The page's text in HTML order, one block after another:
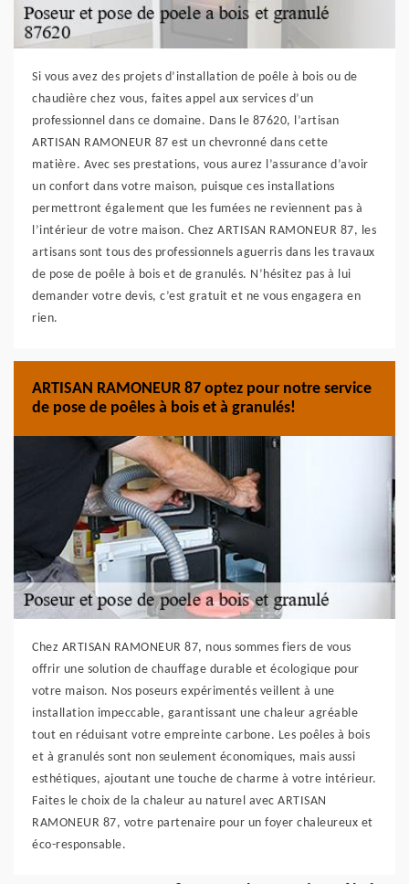
Si vous avez des projets d’installation de poêle à bois ou de
chaudière chez vous, faites appel aux services d’un
professionnel dans ce domaine. Dans le 87620, l’artisan
ARTISAN RAMONEUR 87 est un chevronné dans cette
matière. Avec ses prestations, vous aurez l’assurance d’avoir
un confort dans votre maison, puisque ces installations
permettront également que les fumées ne reviennent pas à
l’intérieur de votre maison. Chez ARTISAN RAMONEUR 87, les
artisans sont tous des professionnels aguerris dans les travaux
de pose de poêle à bois et de granulés. N’hésitez pas à lui
demander votre devis, c’est gratuit et ne vous engagera en
rien.
ARTISAN RAMONEUR 87 optez pour notre service
de pose de poêles à bois et à granulés!
Chez ARTISAN RAMONEUR 87, nous sommes fiers de vous
offrir une solution de chauffage durable et écologique pour
votre maison. Nos poseurs expérimentés veillent à une
installation impeccable, garantissant une chaleur agréable
tout en réduisant votre empreinte carbone. Les poêles à bois
et à granulés sont non seulement économiques, mais aussi
esthétiques, ajoutant une touche de charme à votre intérieur.
Faites le choix de la chaleur au naturel avec ARTISAN
RAMONEUR 87, votre partenaire pour un foyer chaleureux et
éco-responsable.